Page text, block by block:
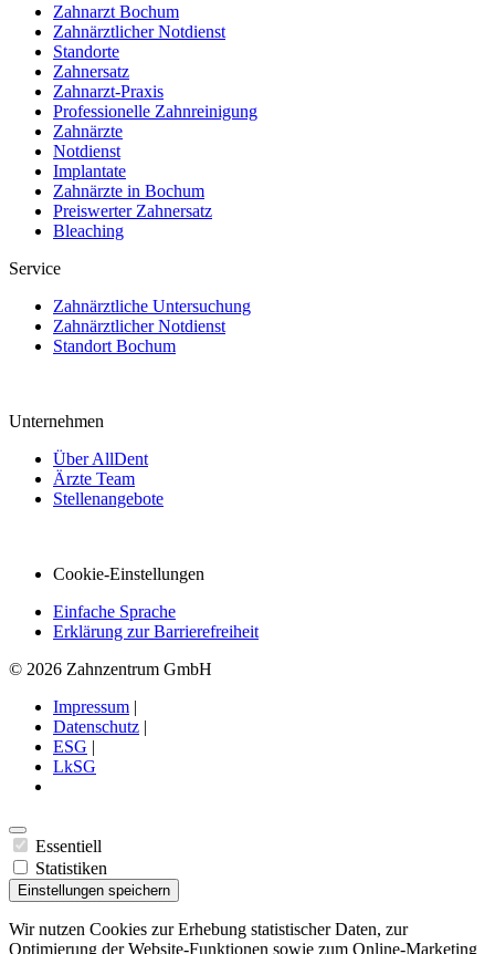
Zahnarzt Bochum
Zahnärztlicher Notdienst
Standorte
Zahnersatz
Zahnarzt-Praxis
Professionelle Zahnreinigung
Zahnärzte
Notdienst
Implantate
Zahnärzte in Bochum
Preiswerter Zahnersatz
Bleaching
Service
Zahnärztliche Untersuchung
Zahnärztlicher Notdienst
Standort Bochum
Unternehmen
Über AllDent
Ärzte Team
Stellenangebote
Cookie-Einstellungen
Einfache Sprache
Erklärung zur Barrierefreiheit
© 2026 Zahnzentrum GmbH
Impressum |
Datenschutz |
ESG |
LkSG
Essentiell
Statistiken
Einstellungen speichern
Wir nutzen Cookies zur Erhebung statistischer Daten, zur
Optimierung der Website-Funktionen sowie zum Online-Marketing